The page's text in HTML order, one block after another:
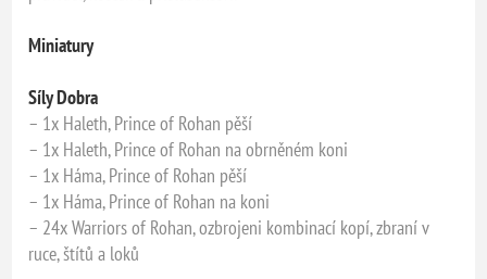
Miniatury
Síly Dobra
– 1x Haleth, Prince of Rohan pěší
– 1x Haleth, Prince of Rohan na obrněném koni
– 1x Háma, Prince of Rohan pěší
– 1x Háma, Prince of Rohan na koni
– 24x Warriors of Rohan, ozbrojeni kombinací kopí, zbraní v
ruce, štítů a loků